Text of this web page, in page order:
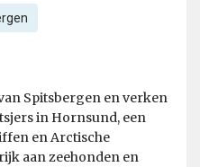
Spitsbergen en verken
in Hornsund, een
en Arctische
aan zeehonden en